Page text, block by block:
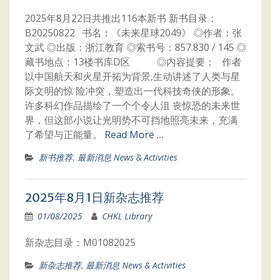
2025年8月22日共推出116本新书 新书目录：
B20250822 书名：《未来星球2049》 ◎作者：张
文武 ◎出版：浙江教育 ◎索书号：857.830 / 145 ◎
藏书地点：13楼书库D区 ◎内容提要： 作者
以中国航天和火星开拓为背景,生动讲述了人类与星
际文明的惊 险冲突，塑造出一代科技奇侠的形象。
许多科幻作品描绘了一个个令人沮 丧惊恐的未来世
界，但这部小说让光明势不可挡地照亮未来，充满
了希望与正能量。 Read More …
新书推荐, 最新消息 News & Activities
2025年8月1日新杂志推荐
01/08/2025 CHKL Library
新杂志目录：M01082025
新杂志推荐, 最新消息 News & Activities